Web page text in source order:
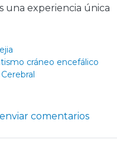
una experiencia única
cráneo encefálico
la Realidad Virtual
comentarios